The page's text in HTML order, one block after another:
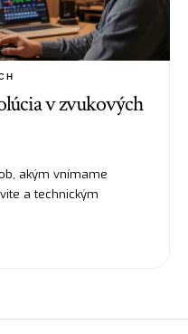
v zvukových
akým vnímame
a technickým